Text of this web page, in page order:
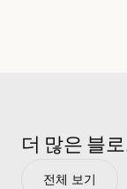
더 많은 블
전체 보기